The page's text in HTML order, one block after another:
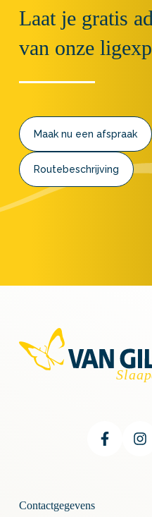
Laat je gratis
van onze
Maak nu een afspraak
Routebeschrijving
Contactgegevens